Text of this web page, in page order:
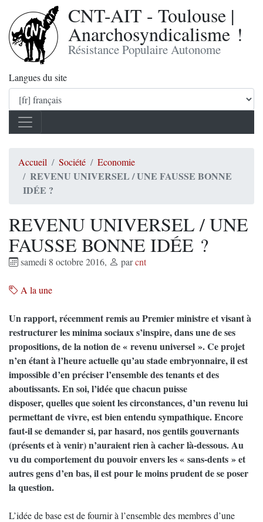
CNT-AIT - Toulouse |
Anarchosyndicalisme !
Résistance Populaire Autonome
Langues du site
Accueil Société Economie
REVENU UNIVERSEL / UNE FAUSSE BONNE
IDÉE ?
REVENU UNIVERSEL / UNE
FAUSSE BONNE IDÉE ?
samedi 8 octobre 2016, parcnt
A la une
Un rapport, récemment remis au Premier ministre et visant à
restructurer les minima sociaux s’inspire, dans une de ses
propositions, de la notion de « revenu universel ». Ce projet
n’en étant à l’heure actuelle qu’au stade embryonnaire, il est
impossible d’en préciser l’ensemble des tenants et des
aboutissants. En soi, l’idée que chacun puisse
disposer, quelles que soient les circonstances, d’un revenu lui
permettant de vivre, est bien entendu sympathique. Encore
faut-il se demander si, par hasard, nos gentils gouvernants
(présents et à venir) n’auraient rien à cacher là-dessous. Au
vu du comportement du pouvoir envers les « sans-dents » et
autres gens d’en bas, il est pour le moins prudent de se poser
la question.
L’idée de base est de fournir à l’ensemble des membres d’une